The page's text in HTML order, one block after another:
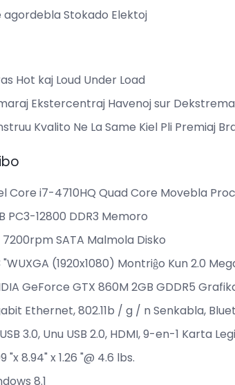
agordebla Stokado Elektoj
Hot kaj Loud Under Load
Ekstercentraj Havenoj sur Dekstrema
Kvalito Ne La Same Kiel Pli Premiaj
Core i7-4710HQ Quad Core Movebla
PC3-12800 DDR3 Memoro
7200rpm SATA Malmola Disko
"WUXGA (1920x1080) Montriĝo Kun 2.0
GeForce GTX 860M 2GB GDDR5
Ethernet, 802.11b / g / n Senkabla,
3.0, Unu USB 2.0, HDMI, 9-en-1 Karta
"x 8.94" x 1.26 "@ 4.6 lbs.
8.1